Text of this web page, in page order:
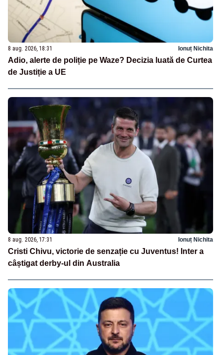
8 aug. 2026, 18:31 Ionuț Nichita
Adio, alerte de poliție pe Waze? Decizia luată de Curtea
de Justiție a UE
8 aug. 2026, 17:31 Ionuț Nichita
Cristi Chivu, victorie de senzație cu Juventus! Inter a
câștigat derby-ul din Australia